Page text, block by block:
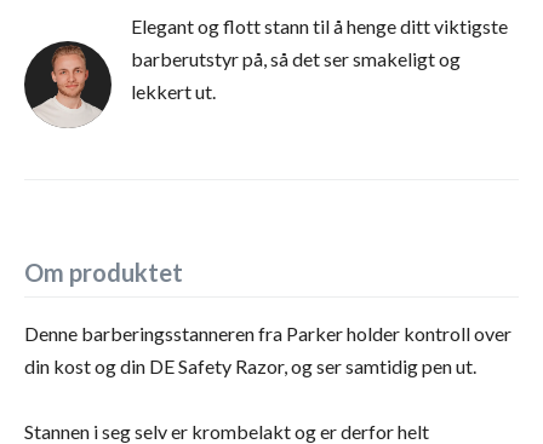
Elegant og flott stann til å henge ditt viktigste
barberutstyr på, så det ser smakeligt og
lekkert ut.
Om produktet
Denne barberingsstanneren fra Parker holder kontroll over
din kost og din DE Safety Razor, og ser samtidig pen ut.
Stannen i seg selv er krombelakt og er derfor helt